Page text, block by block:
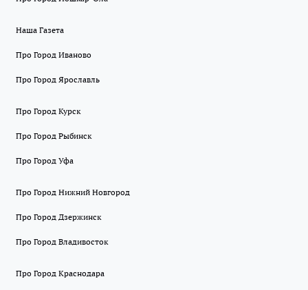
Наша Газета
Про Город Иваново
Про Город Ярославль
Про Город Курск
Про Город Рыбинск
Про Город Уфа
Про Город Нижний Новгород
Про Город Дзержинск
Про Город Владивосток
Про Город Краснодара